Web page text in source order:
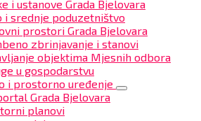
i ustanove Grada Bjelovara
i srednje poduzetništvo
prostori Grada Bjelovara
zbrinjavanje i stanovi
objektima Mjesnih odbora
u gospodarstvu
i prostorno uređenje
Grada Bjelovara
planovi